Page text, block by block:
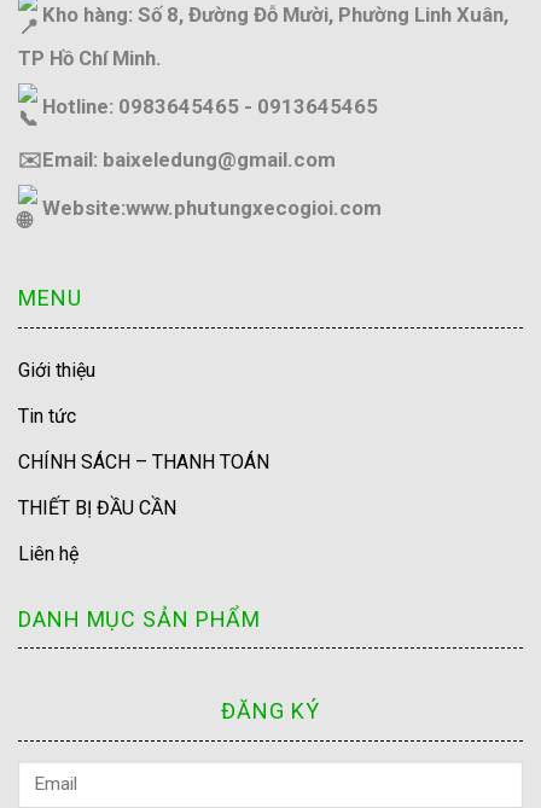
Kho hàng: Số 8, Đường Đỗ Mười, Phường Linh Xuân,
TP Hồ Chí Minh.
Hotline: 0983645465 - 0913645465
✉️Email: baixeledung@gmail.com
Website:www.phutungxecogioi.com
MENU
Giới thiệu
Tin tức
CHÍNH SÁCH – THANH TOÁN
THIẾT BỊ ĐẦU CẦN
Liên hệ
DANH MỤC SẢN PHẨM
ĐĂNG KÝ